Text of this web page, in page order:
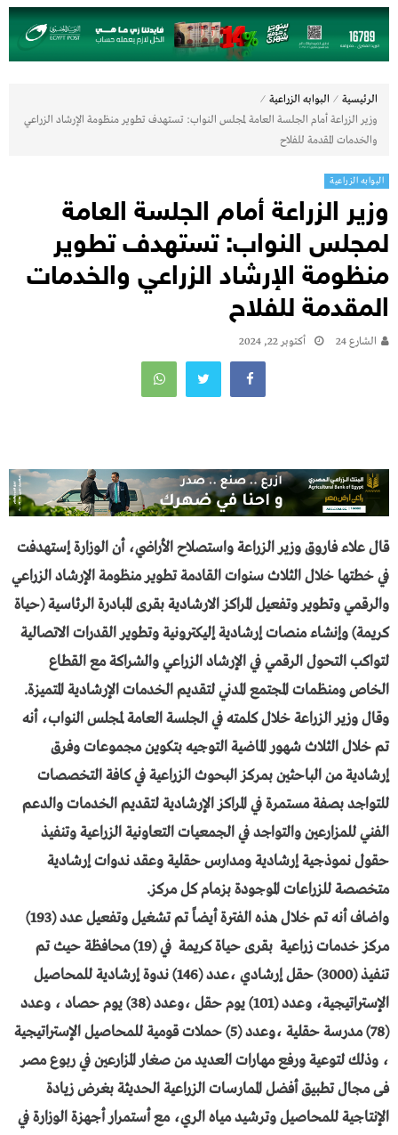
الرئيسية ⁄ البوابه الزراعية ⁄
وزير الزراعة أمام الجلسة العامة لمجلس النواب: تستهدف تطوير منظومة الإرشاد الزراعي
والخدمات المقدمة للفلاح
البوابه الزراعية
وزير الزراعة أمام الجلسة العامة
لمجلس النواب: تستهدف تطوير
منظومة الإرشاد الزراعي والخدمات
المقدمة للفلاح
الشارع 24 أكتوبر 22, 2024
قال علاء فاروق وزير الزراعة واستصلاح الأراضي، أن الوزارة إستهدفت
في خطتها خلال الثلاث سنوات القادمة تطوير منظومة الإرشاد الزراعي
والرقمي وتطوير وتفعيل المراكز الارشادية بقرى المبادرة الرئاسية (حياة
كريمة) وإنشاء منصات إرشادية إليكترونية وتطوير القدرات الاتصالية
لتواكب التحول الرقمي في الإرشاد الزراعي والشراكة مع القطاع
الخاص ومنظمات المجتمع المدني لتقديم الخدمات الإرشادية المتميزة.
وقال وزير الزراعة خلال كلمته في الجلسة العامة لمجلس النواب، أنه
تم خلال الثلاث شهور الماضية التوجيه بتكوين مجموعات وفرق
إرشادية من الباحثين بمركز البحوث الزراعية في كافة التخصصات
للتواجد بصفة مستمرة في المراكز الإرشادية لتقديم الخدمات والدعم
الفني للمزارعين والتواجد في الجمعيات التعاونية الزراعية وتنفيذ
حقول نموذجية إرشادية ومدارس حقلية وعقد ندوات إرشادية
متخصصة للزراعات الموجودة بزمام كل مركز.
واضاف أنه تم خلال هذه الفترة أيضاً تم تشغيل وتفعيل عدد (193)
مركز خدمات زراعية بقرى حياة كريمة في (19) محافظة حيث تم
تنفيذ (3000) حقل إرشادي ،عدد (146) ندوة إرشادية للمحاصيل
الإستراتيجية، وعدد (101) يوم حقل ،وعدد (38) يوم حصاد ، وعدد
(78) مدرسة حقلية ،وعدد (5) حملات قومية للمحاصيل الإستراتيجية
، وذلك لتوعية ورفع مهارات العديد من صغار المزارعين في ربوع مصر
فى مجال تطبيق أفضل الممارسات الزراعية الحديثة بغرض زيادة
الإنتاجية للمحاصيل وترشيد مياه الري، مع أستمرار أجهزة الوزارة في